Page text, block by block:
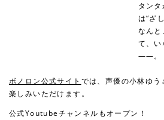
タン
は“ざ
なんと
て、
——。
ボノロン公式サイト では、声優の小林ゆ
楽しみいただけます。
公式Youtubeチャンネルもオープン！